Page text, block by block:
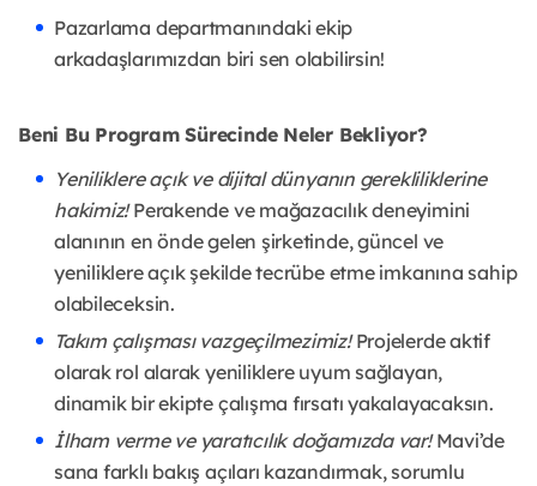
Pazarlama departmanındaki ekip
arkadaşlarımızdan biri sen olabilirsin!
Beni Bu Program Sürecinde Neler Bekliyor?
Yeniliklere açık ve dijital dünyanın gerekliliklerine
hakimiz!Perakende ve mağazacılık deneyimini
alanının en önde gelen şirketinde, güncel ve
yeniliklere açık şekilde tecrübe etme imkanına sahip
olabileceksin.
Takım çalışması vazgeçilmezimiz!Projelerde aktif
olarak rol alarak yeniliklere uyum sağlayan,
dinamik bir ekipte çalışma fırsatı yakalayacaksın.
İlham verme ve yaratıcılık doğamızda var!Mavi’de
sana farklı bakış açıları kazandırmak, sorumlu